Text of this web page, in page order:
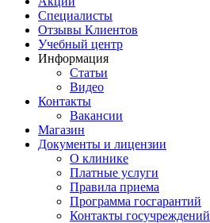
Специалисты
Отзывы Клиентов
Учебный центр
Информация
Статьи
Видео
Контакты
Вакансии
Магазин
Документы и лицензии
О клинике
Платные услуги
Правила приема
Программа госгарантий
Контакты госучреждений